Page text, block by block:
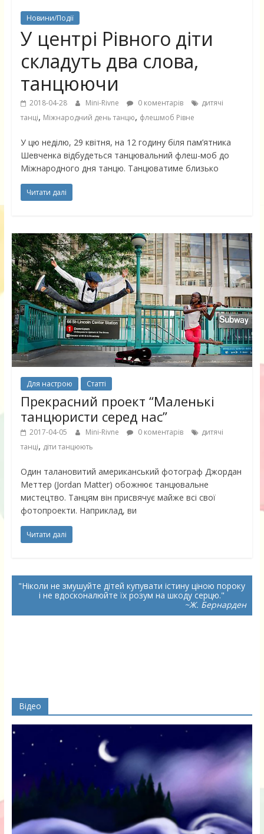
Новини/Події
У центрі Рівного діти
складуть два слова,
танцюючи
2018-04-28 Mini-Rivne 0 коментарів
дитячі
танці, Міжнародний день танцю, флешмоб Рівне
У цю неділю, 29 квітня, на 12 годину біля пам’ятника
Шевченка відбудеться танцювальний флеш-моб до
Міжнародного дня танцю. Танцюватиме близько
Читати далі
Для настрою Статті
Прекрасний проект “Маленькі
танцюристи серед нас”
2017-04-05 Mini-Rivne 0 коментарів
дитячі
танці, діти танцюють
Один талановитий американський фотограф Джордан
Меттер (Jordan Matter) обожнює танцювальне
мистецтво. Танцям він присвячує майже всі свої
фотопроекти. Наприклад, ви
Читати далі
Ніколи не змушуйтедітей купувати істину ціною пороку
і не вдосконалюйте їх розум на шкодусерцю.
~Ж. Бернарден
Відео